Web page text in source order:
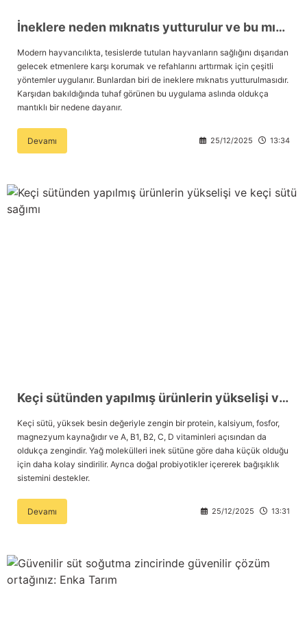
İneklere neden mıknatıs yutturulur ve bu mıknatıslar ineğe zarar verir mi?
Modern hayvancılıkta, tesislerde tutulan hayvanların sağlığını dışarıdan
gelecek etmenlere karşı korumak ve refahlarını arttırmak için çeşitli
yöntemler uygulanır. Bunlardan biri de ineklere mıknatıs yutturulmasıdır.
Karşıdan bakıldığında tuhaf görünen bu uygulama aslında oldukça
mantıklı bir nedene dayanır.
Devamı 25/12/2025 13:34
Keçi sütünden yapılmış ürünlerin yükselişi ve keçi sütü sağımı
Keçi sütü, yüksek besin değeriyle zengin bir protein, kalsiyum, fosfor,
magnezyum kaynağıdır ve A, B1, B2, C, D vitaminleri açısından da
oldukça zengindir. Yağ molekülleri inek sütüne göre daha küçük olduğu
için daha kolay sindirilir. Ayrıca doğal probiyotikler içererek bağışıklık
sistemini destekler.
Devamı 25/12/2025 13:31